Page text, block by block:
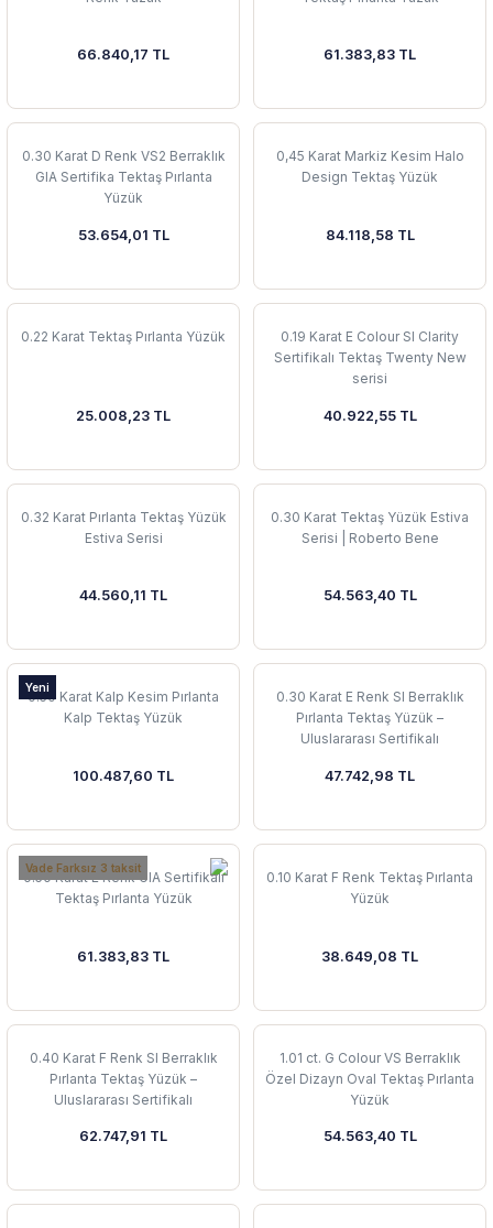
66.840,17 TL 61.383,83 TL
0.30 Karat D Renk VS2 Berraklık
GIA Sertifika Tektaş Pırlanta
Yüzük
53.654,01 TL
0,45 Karat Markiz Kesim Halo
Design Tektaş Yüzük
84.118,58 TL
0.22 Karat Tektaş Pırlanta Yüzük
25.008,23 TL
0.19 Karat E Colour SI Clarity
Sertifikalı Tektaş Twenty New
serisi
40.922,55 TL
0.32 Karat Pırlanta Tektaş Yüzük
Estiva Serisi
44.560,11 TL
0.30 Karat Tektaş Yüzük Estiva
Serisi | Roberto Bene
54.563,40 TL
Yeni
0.50 Karat Kalp Kesim Pırlanta
Kalp Tektaş Yüzük
100.487,60 TL
0.30 Karat E Renk SI Berraklık
Pırlanta Tektaş Yüzük –
Uluslararası Sertifikalı
47.742,98 TL
Vade Farksız 3 taksit
0.50 Karat E Renk GIA Sertifikalı
Tektaş Pırlanta Yüzük
61.383,83 TL
0.10 Karat F Renk Tektaş Pırlanta
Yüzük
38.649,08 TL
0.40 Karat F Renk SI Berraklık
Pırlanta Tektaş Yüzük –
Uluslararası Sertifikalı
62.747,91 TL
1.01 ct. G Colour VS Berraklık
Özel Dizayn Oval Tektaş Pırlanta
Yüzük
54.563,40 TL